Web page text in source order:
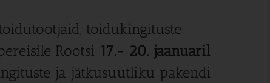
toidukingituste
Rootsi 17.- 20. jaanuaril
ja jätkusuutliku pakendi